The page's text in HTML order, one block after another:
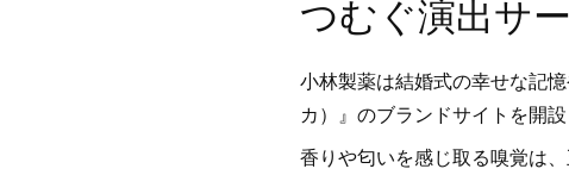
つむぐ演出サ
小林製薬は結婚式の幸せな記
カ）』のブランドサイトを開
香りや匂いを感じ取る嗅覚は